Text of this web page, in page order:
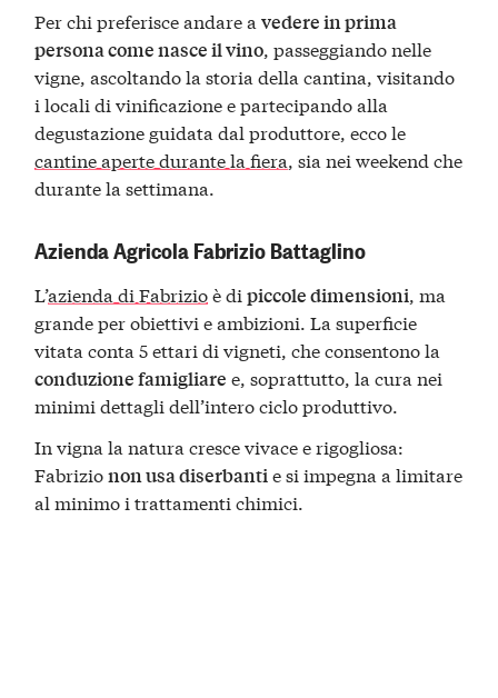
Per chi preferisce andare avedere in prima
persona come nasce il vino, passeggiando nelle
vigne, ascoltando la storia della cantina, visitando
i locali di vinificazione e partecipando alla
degustazione guidata dal produttore, ecco le
cantine aperte durante la fiera, sia nei weekend che
durante la settimana.
Azienda Agricola Fabrizio Battaglino
L’azienda di Fabrizioè dipiccole dimensioni, ma
grande per obiettivi e ambizioni. La superficie
vitata conta 5 ettari di vigneti, che consentono la
conduzione famigliare e, soprattutto, la cura nei
minimi dettagli dell’intero ciclo produttivo.
In vigna la natura cresce vivace e rigogliosa:
Fabrizionon usa diserbantie si impegna a limitare
al minimo i trattamenti chimici.